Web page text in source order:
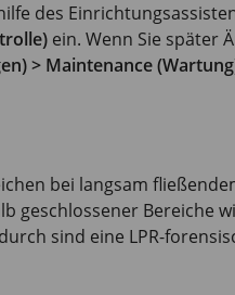
des
ein. Wenn Sie später
> Maintenance
bei langsam
geschlossener Bereiche
sind eine LPR-